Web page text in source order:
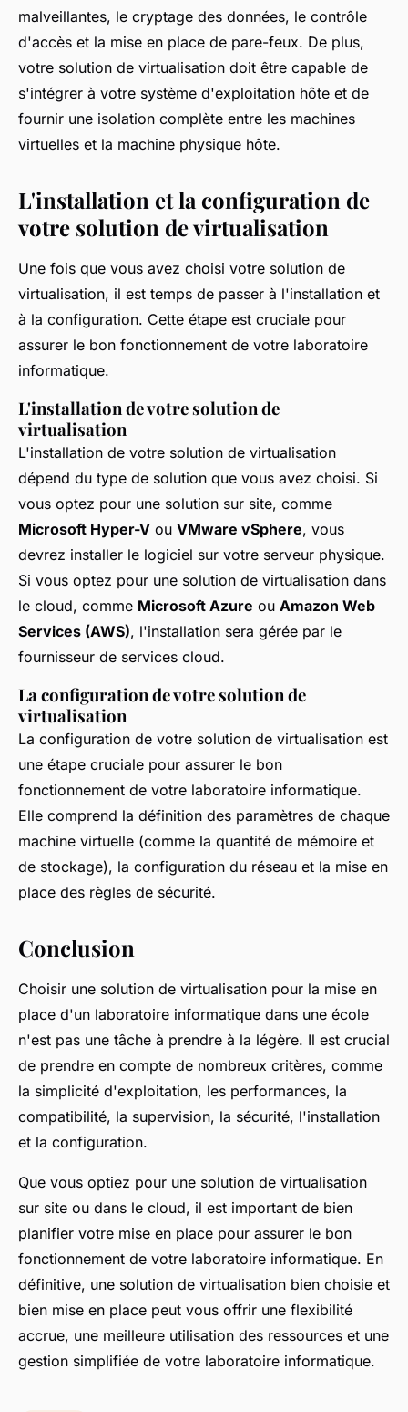
malveillantes, le cryptage des données, le contrôle
d'accès et la mise en place de pare-feux. De plus,
votre solution de virtualisation doit être capable de
s'intégrer à votre système d'exploitation hôte et de
fournir une isolation complète entre les machines
virtuelles et la machine physique hôte.
L'installation et la configuration de
votre solution de virtualisation
Une fois que vous avez choisi votre solution de
virtualisation, il est temps de passer à l'installation et
à la configuration. Cette étape est cruciale pour
assurer le bon fonctionnement de votre laboratoire
informatique.
L'installation de votre solution de
virtualisation
L'installation de votre solution de virtualisation
dépend du type de solution que vous avez choisi. Si
vous optez pour une solution sur site, comme
Microsoft Hyper-V ou VMware vSphere, vous
devrez installer le logiciel sur votre serveur physique.
Si vous optez pour une solution de virtualisation dans
le cloud, comme Microsoft Azure ou Amazon Web
Services (AWS), l'installation sera gérée par le
fournisseur de services cloud.
La configuration de votre solution de
virtualisation
La configuration de votre solution de virtualisation est
une étape cruciale pour assurer le bon
fonctionnement de votre laboratoire informatique.
Elle comprend la définition des paramètres de chaque
machine virtuelle (comme la quantité de mémoire et
de stockage), la configuration du réseau et la mise en
place des règles de sécurité.
Conclusion
Choisir une solution de virtualisation pour la mise en
place d'un laboratoire informatique dans une école
n'est pas une tâche à prendre à la légère. Il est crucial
de prendre en compte de nombreux critères, comme
la simplicité d'exploitation, les performances, la
compatibilité, la supervision, la sécurité, l'installation
et la configuration.
Que vous optiez pour une solution de virtualisation
sur site ou dans le cloud, il est important de bien
planifier votre mise en place pour assurer le bon
fonctionnement de votre laboratoire informatique. En
définitive, une solution de virtualisation bien choisie et
bien mise en place peut vous offrir une flexibilité
accrue, une meilleure utilisation des ressources et une
gestion simplifiée de votre laboratoire informatique.